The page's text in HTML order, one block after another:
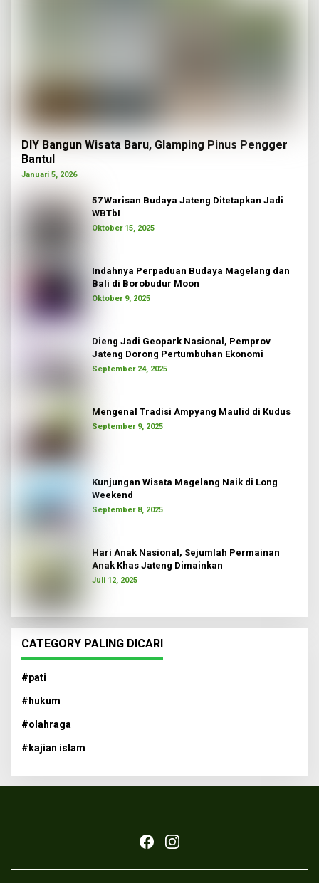
DIY Bangun Wisata Baru, Glamping Pinus Pengger
Bantul
Januari 5, 2026
57 Warisan Budaya Jateng Ditetapkan Jadi
WBTbI
Oktober 15, 2025
Indahnya Perpaduan Budaya Magelang dan
Bali di Borobudur Moon
Oktober 9, 2025
Dieng Jadi Geopark Nasional, Pemprov
Jateng Dorong Pertumbuhan Ekonomi
September 24, 2025
Mengenal Tradisi Ampyang Maulid di Kudus
September 9, 2025
Kunjungan Wisata Magelang Naik di Long
Weekend
September 8, 2025
Hari Anak Nasional, Sejumlah Permainan
Anak Khas Jateng Dimainkan
Juli 12, 2025
CATEGORY PALING DICARI
#pati
#hukum
#olahraga
#kajian islam